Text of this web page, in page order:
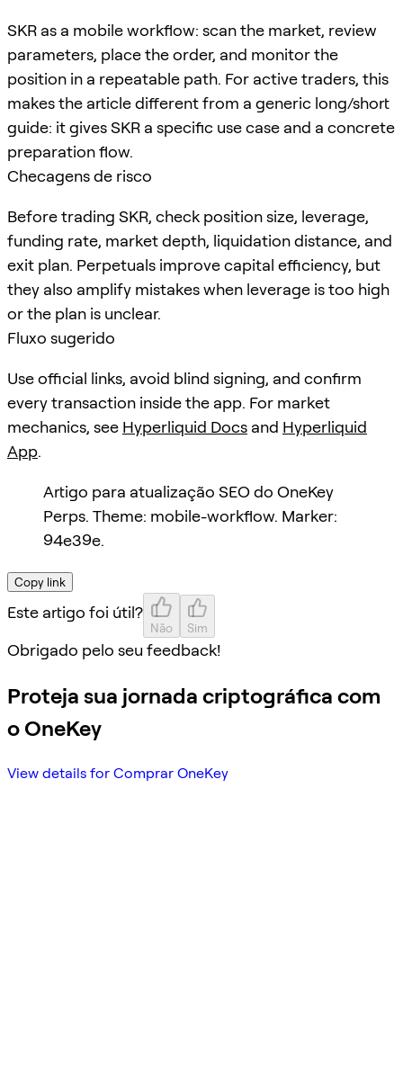
SKR as a mobile workflow: scan the market, review
parameters, place the order, and monitor the
position in a repeatable path. For active traders, this
makes the article different from a generic long/short
guide: it gives SKR a specific use case and a concrete
preparation flow.
Checagens de risco
Before trading SKR, check position size, leverage,
funding rate, market depth, liquidation distance, and
exit plan. Perpetuals improve capital efficiency, but
they also amplify mistakes when leverage is too high
or the plan is unclear.
Fluxo sugerido
Use official links, avoid blind signing, and confirm
every transaction inside the app. For market
mechanics, see Hyperliquid Docs and Hyperliquid
App.
Artigo para atualização SEO do OneKey
Perps. Theme: mobile-workflow. Marker:
94e39e.
Copy link
Este artigo foi útil?
Não Sim
Obrigado pelo seu feedback!
Proteja sua jornada criptográfica com
o OneKey
View details for Comprar OneKey